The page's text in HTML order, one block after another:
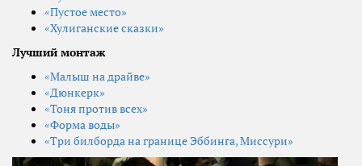
«Пустое место»
«Хулиганские сказки»
Лучший монтаж
«Малыш на драйве»
«Дюнкерк»
«Тоня против всех»
«Форма воды»
«Три билборда на границе Эббинга, Миссури»